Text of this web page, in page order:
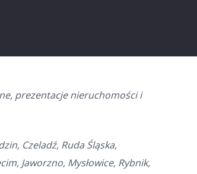
prezentacje nieruchomości i
Czeladź, Ruda Śląska,
Jaworzno, Mysłowice, Rybnik,